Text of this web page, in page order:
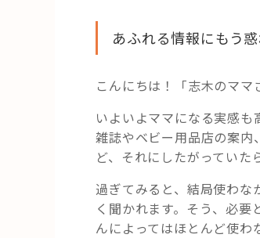
い？
外
に
役
立
つ？
リ
ア
ル
あふれる情報にもう
こんにちは！「志木のマ
いよいよママになる実感も
雑誌やベビー用品店の案内
ど、それにしたがってい
過ぎてみると、結局使わな
く聞かれます。そう、必
んによってはほとんど使わ